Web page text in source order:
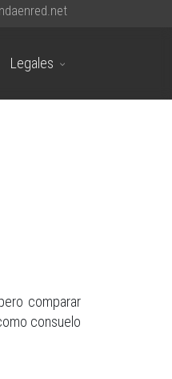
Legales
comparar
consuelo